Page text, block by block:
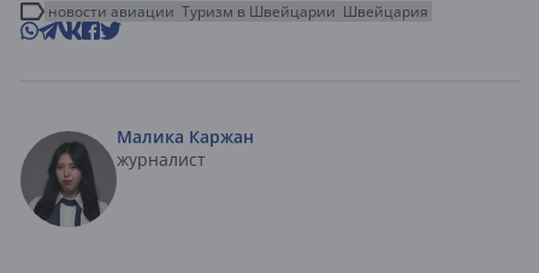
новости авиации Туризм в Швейцарии Швейцария
Малика Каржан
журналист